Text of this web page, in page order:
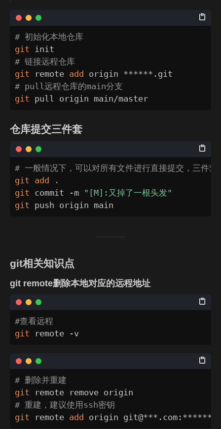
# 初始化本地仓库
git
# 链接远程仓库
git remote add
# pull远程仓库的main分支
git pull origin main/master
仓库提交三件套
# 一般情况下，可以对所有文件进行直接提交，三件套
git add
.
git commit -m "[M]:又掉了一根头发"
git push origin main
git相关知识点
git remote删除本地对应的远程地址
#查看远程
git remote -v
# 删除并重建
git
# 重建，建议使用ssh密钥
git remote add origin